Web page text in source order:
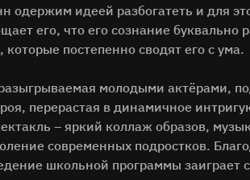
одержим идеей разбогатеть и для
его, что его сознание
постепенно сводят его с ума.
молодыми актёрами,
перерастая в динамичное
– яркий коллаж образов,
современных подростков.
школьной программы